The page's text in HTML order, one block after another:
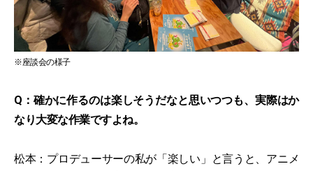
※座談会の様子
Q：確かに作るのは楽しそうだなと思いつつも、実際はか
なり大変な作業ですよね。
松本：プロデューサーの私が「楽しい」と言うと、アニメ